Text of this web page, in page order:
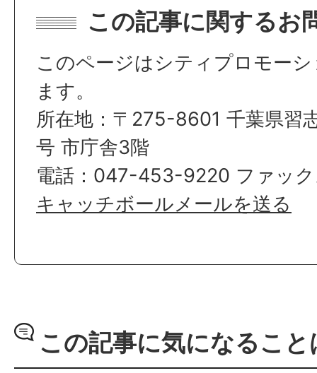
この記事に関するお
このページはシティプロモー
ます。
所在地：〒275-8601 千葉県習
号 市庁舎3階
電話：047-453-9220 ファッ
キャッチボールメールを送る
この記事に気になるこ